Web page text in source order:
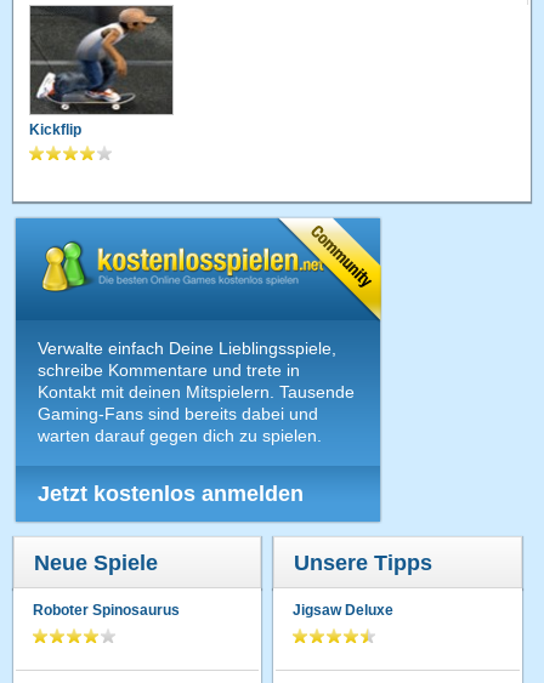
Kickflip
Verwalte einfach Deine Lieblingsspiele,
schreibe Kommentare und trete in
Kontakt mit deinen Mitspielern. Tausende
Gaming-Fans sind bereits dabei und
warten darauf gegen dich zu spielen.
Jetzt kostenlos anmelden
Neue Spiele
Roboter Spinosaurus
Unsere Tipps
Jigsaw Deluxe